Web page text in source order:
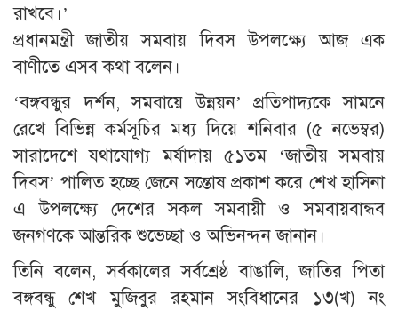
রাখবে।’
প্রধানমন্ত্রী জাতীয় সমবায় দিবস উপলক্ষ্যে আজ এক
বাণীতে এসব কথা বলেন।
‘বঙ্গবন্ধুর দর্শন, সমবায়ে উন্নয়ন’ প্রতিপাদ্যকে সামনে
রেখে বিভিন্ন কর্মসূচির মধ্য দিয়ে শনিবার (৫ নভেম্বর)
সারাদেশে যথাযোগ্য মর্যাদায় ৫১তম ‘জাতীয় সমবায়
দিবস’ পালিত হচ্ছে জেনে সন্তোষ প্রকাশ করে শেখ হাসিনা
এ উপলক্ষ্যে দেশের সকল সমবায়ী ও সমবায়বান্ধব
জনগণকে আন্তরিক শুভেচ্ছা ও অভিনন্দন জানান।
তিনি বলেন, সর্বকালের সর্বশ্রেষ্ঠ বাঙালি, জাতির পিতা
বঙ্গবন্ধু শেখ মুজিবুর রহমান সংবিধানের ১৩(খ) নং